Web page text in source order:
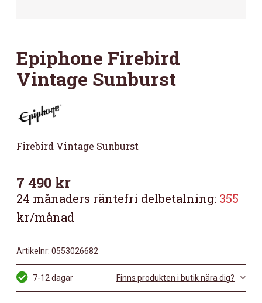
Epiphone Firebird
Vintage Sunburst
Firebird Vintage Sunburst
7 490 kr
24 månaders räntefri delbetalning: 355
kr/månad
Artikelnr: 0553026682
7-12 dagar Finns produkten i butik nära dig?